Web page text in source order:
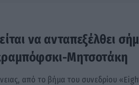
να ανταπεξέλθει
Μητσοτάκη
από το βήμα του συνεδρίου